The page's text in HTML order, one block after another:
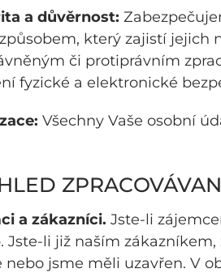
a důvěrnost:
který zajistí jejich
či protiprávním
fyzické a elektronické
Všechny Vaše osobní
a zákazníci. Jste-li
Jste-li již naším
nebo jsme měli uzavřen. V